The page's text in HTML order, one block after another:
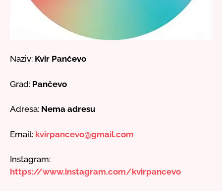
Naziv: Kvir Pančevo
Grad: Pančevo
Adresa: Nema adresu
Email: kvirpancevo@gmail.com
Instagram:
https://www.instagram.com/kvirpancevo